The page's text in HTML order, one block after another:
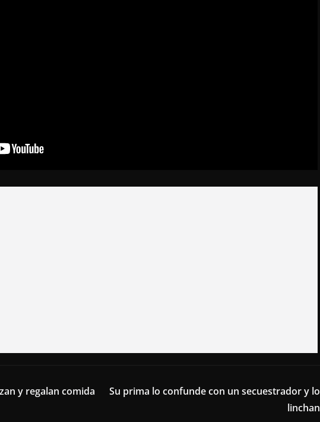
y regalan comida
Su prima lo confunde con un secuestrador y lo
linchan